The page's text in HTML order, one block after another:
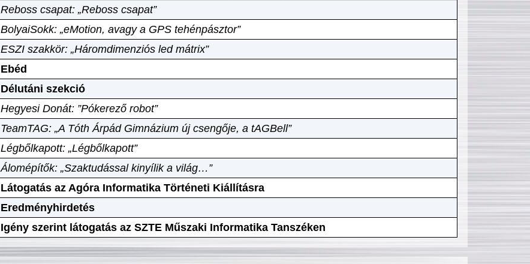
Reboss csapat: „Reboss csapat”
BolyaiSokk: „eMotion, avagy a GPS tehénpásztor”
ESZI szakkör: „Háromdimenziós led mátrix”
Ebéd
Délutáni szekció
Hegyesi Donát: ”Pókerező robot”
TeamTAG: „A Tóth Árpád Gimnázium új csengője, a tAGBell”
Légbőlkapott: „Légbőlkapott”
Álomépítők: „Szaktudással kinyílik a világ…”
Látogatás az Agóra Informatika Történeti Kiállításra
Eredményhirdetés
Igény szerint látogatás az SZTE Műszaki Informatika Tanszéken